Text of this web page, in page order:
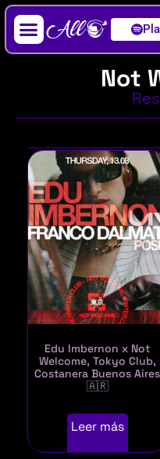
Not
Edu Imbernon x Not
Welcome, Tokyo Club,
Costanera Buenos Aires
🇦🇷
Leer más